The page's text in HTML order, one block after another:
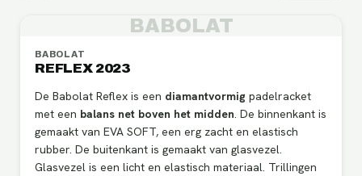
BABOLAT
BABOLAT
REFLEX 2023
De Babolat Reflex is een diamantvormig padelracket
met een balans net boven het midden . De binnenkant is
gemaakt van EVA SOFT, een erg zacht en elastisch
rubber. De buitenkant is gemaakt van glasvezel.
Glasvezel is een licht en elastisch materiaal. Trillingen